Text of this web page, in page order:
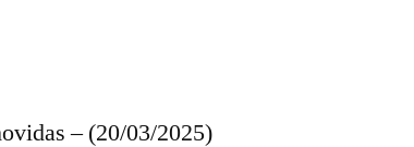
– (20/03/2025)